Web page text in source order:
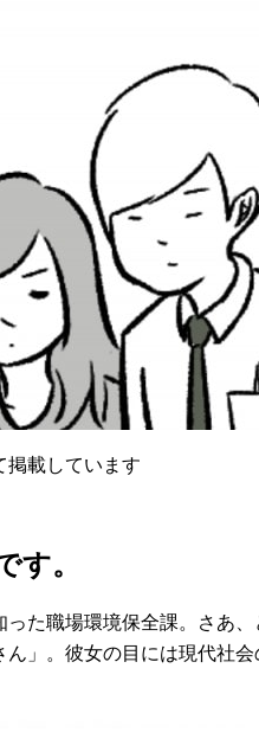
掲載しています
す。
った職場環境保全課。さあ
」。彼女の目には現代社